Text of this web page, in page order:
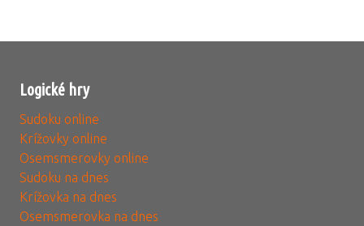
Logické hry
Sudoku online
Krížovky online
Osemsmerovky online
Sudoku na dnes
Krížovka na dnes
Osemsmerovka na dnes